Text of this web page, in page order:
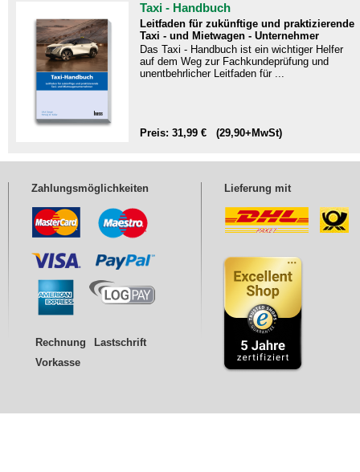
Taxi - Handbuch
Leitfaden für zukünftige und praktizierende
Taxi - und Mietwagen - Unternehmer
Das Taxi - Handbuch ist ein wichtiger Helfer
auf dem Weg zur Fachkundeprüfung und
unentbehrlicher Leitfaden für ...
Preis: 31,99 € (29,90+MwSt)
Zahlungsmöglichkeiten
Rechnung
Lastschrift
Vorkasse
Lieferung mit